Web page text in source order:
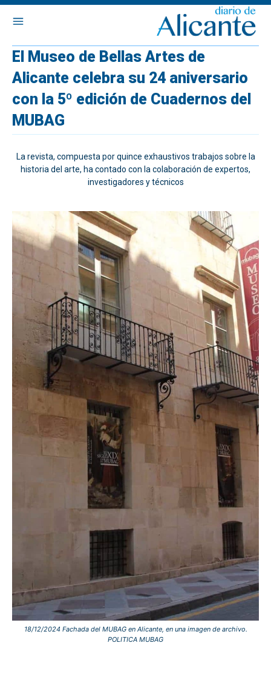
El Museo de Bellas Artes de
Alicante celebra su 24 aniversario
con la 5º edición de Cuadernos del
MUBAG
La revista, compuesta por quince exhaustivos trabajos sobre la
historia del arte, ha contado con la colaboración de expertos,
investigadores y técnicos
18/12/2024 Fachada del MUBAG en Alicante, en una imagen de archivo.
POLITICA MUBAG